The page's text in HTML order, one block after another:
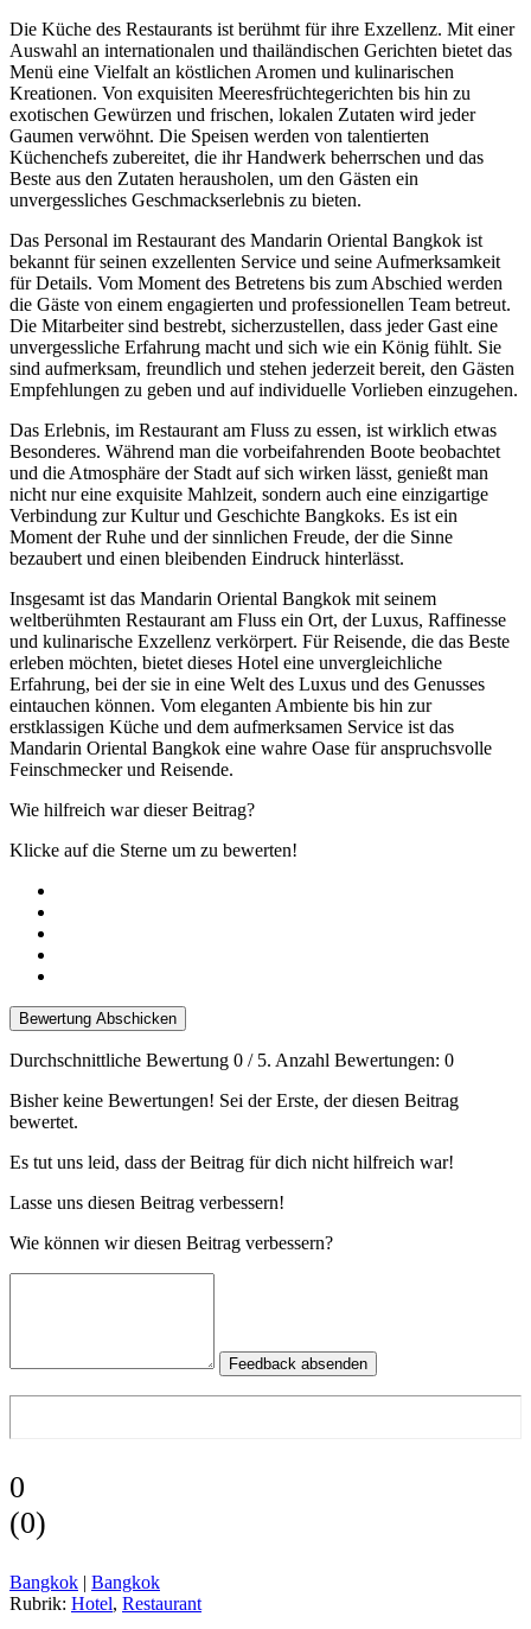
Die Küche des Restaurants ist berühmt für ihre Exzellenz. Mit einer
Auswahl an internationalen und thailändischen Gerichten bietet das
Menü eine Vielfalt an köstlichen Aromen und kulinarischen
Kreationen. Von exquisiten Meeresfrüchtegerichten bis hin zu
exotischen Gewürzen und frischen, lokalen Zutaten wird jeder
Gaumen verwöhnt. Die Speisen werden von talentierten
Küchenchefs zubereitet, die ihr Handwerk beherrschen und das
Beste aus den Zutaten herausholen, um den Gästen ein
unvergessliches Geschmackserlebnis zu bieten.
Das Personal im Restaurant des Mandarin Oriental Bangkok ist
bekannt für seinen exzellenten Service und seine Aufmerksamkeit
für Details. Vom Moment des Betretens bis zum Abschied werden
die Gäste von einem engagierten und professionellen Team betreut.
Die Mitarbeiter sind bestrebt, sicherzustellen, dass jeder Gast eine
unvergessliche Erfahrung macht und sich wie ein König fühlt. Sie
sind aufmerksam, freundlich und stehen jederzeit bereit, den Gästen
Empfehlungen zu geben und auf individuelle Vorlieben einzugehen.
Das Erlebnis, im Restaurant am Fluss zu essen, ist wirklich etwas
Besonderes. Während man die vorbeifahrenden Boote beobachtet
und die Atmosphäre der Stadt auf sich wirken lässt, genießt man
nicht nur eine exquisite Mahlzeit, sondern auch eine einzigartige
Verbindung zur Kultur und Geschichte Bangkoks. Es ist ein
Moment der Ruhe und der sinnlichen Freude, der die Sinne
bezaubert und einen bleibenden Eindruck hinterlässt.
Insgesamt ist das Mandarin Oriental Bangkok mit seinem
weltberühmten Restaurant am Fluss ein Ort, der Luxus, Raffinesse
und kulinarische Exzellenz verkörpert. Für Reisende, die das Beste
erleben möchten, bietet dieses Hotel eine unvergleichliche
Erfahrung, bei der sie in eine Welt des Luxus und des Genusses
eintauchen können. Vom eleganten Ambiente bis hin zur
erstklassigen Küche und dem aufmerksamen Service ist das
Mandarin Oriental Bangkok eine wahre Oase für anspruchsvolle
Feinschmecker und Reisende.
Wie hilfreich war dieser Beitrag?
Klicke auf die Sterne um zu bewerten!
Bewertung Abschicken
Durchschnittliche Bewertung 0 / 5. Anzahl Bewertungen: 0
Bisher keine Bewertungen! Sei der Erste, der diesen Beitrag
bewertet.
Es tut uns leid, dass der Beitrag für dich nicht hilfreich war!
Lasse uns diesen Beitrag verbessern!
Wie können wir diesen Beitrag verbessern?
Feedback absenden
0
(0)
Bangkok | Bangkok
Rubrik: Hotel, Restaurant